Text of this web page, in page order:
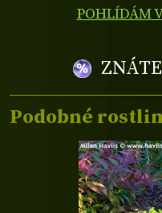
POHLÍDÁM
Podobné